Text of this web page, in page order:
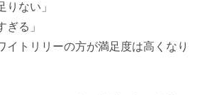
りない」
ぎる」
イトリリーの方が満足度は高くなり